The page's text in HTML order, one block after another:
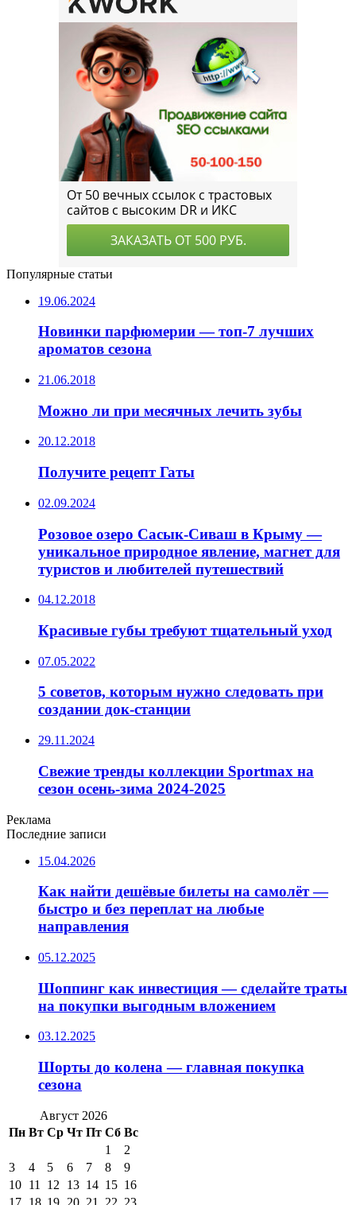
Популярные статьи
19.06.2024
Новинки парфюмерии — топ-7 лучших
ароматов сезона
21.06.2018
Можно ли при месячных лечить зубы
20.12.2018
Получите рецепт Гаты
02.09.2024
Розовое озеро Сасык-Сиваш в Крыму —
уникальное природное явление, магнет для
туристов и любителей путешествий
04.12.2018
Красивые губы требуют тщательный уход
07.05.2022
5 советов, которым нужно следовать при
создании док-станции
29.11.2024
Свежие тренды коллекции Sportmax на
сезон осень-зима 2024-2025
Реклама
Последние записи
15.04.2026
Как найти дешёвые билеты на самолёт —
быстро и без переплат на любые
направления
05.12.2025
Шоппинг как инвестиция — сделайте траты
на покупки выгодным вложением
03.12.2025
Шорты до колена — главная покупка
сезона
Август 2026
Пн Вт Ср Чт Пт Сб Вс
1
2
3
4 5 6 7 8
9
10 11 12 13 14 15 16
17 18 19 20 21 22 23